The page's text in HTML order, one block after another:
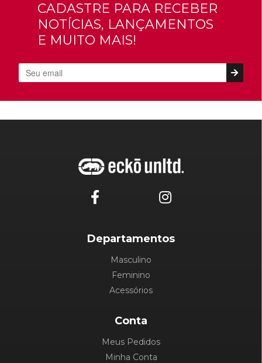
CADASTRE PARA RECEBER
NOTÍCIAS, LANÇAMENTOS
E MUITO MAIS!
Departamentos
Masculino
Feminino
Acessórios
Conta
Meus Pedidos
Minha Conta